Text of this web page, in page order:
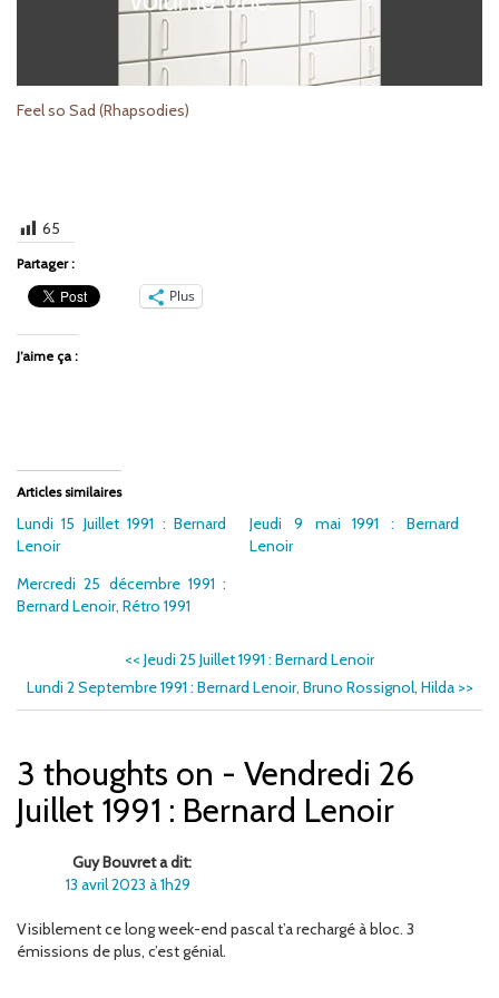
Feel so Sad (Rhapsodies)
65
Partager :
Plus
J’aime ça :
Articles similaires
Lundi 15 Juillet 1991 : Bernard
Lenoir
Jeudi 9 mai 1991 : Bernard
Lenoir
Mercredi 25 décembre 1991 :
Bernard Lenoir, Rétro 1991
<< Jeudi 25 Juillet 1991 : Bernard Lenoir
Lundi 2 Septembre 1991 : Bernard Lenoir, Bruno Rossignol, Hilda >>
3 thoughts on - Vendredi 26
Juillet 1991 : Bernard Lenoir
Guy Bouvret a dit:
13 avril 2023 à 1h29
Visiblement ce long week-end pascal t’a rechargé à bloc. 3
émissions de plus, c’est génial.